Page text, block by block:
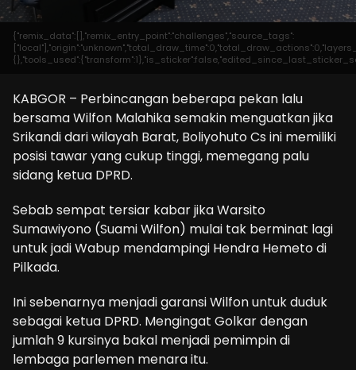
{"remix_data":[],"remix_entry_point":"challenges","source_tags":
KABGOR – Perbincangan beberapa pekan lalu
bersama Wilfon Malahika semakin menguatkan jika
Srikandi dari wilayah Barat, Boliyohuto Cs ini memiliki
posisi tawar yang cukup tinggi, memegang palu
sidang ketua DPRD.
Sebab sempat tersiar kabar jika Warsito
Sumawiyono (Suami Wilfon) mulai tak berminat lagi
untuk jadi Wabup mendampingi Hendra Hemeto di
Pilkada.
Ini sebenarnya menjadi garansi Wilfon untuk duduk
sebagai ketua DPRD. Mengingat Golkar dengan
jumlah 9 kursinya bakal menjadi pemimpin di
lembaga parlemen menara itu.